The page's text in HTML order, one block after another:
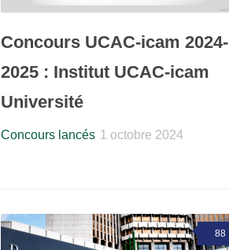
Concours UCAC-icam 2024-
2025 : Institut UCAC-icam
Université
Concours lancés 1 octobre 2024
88